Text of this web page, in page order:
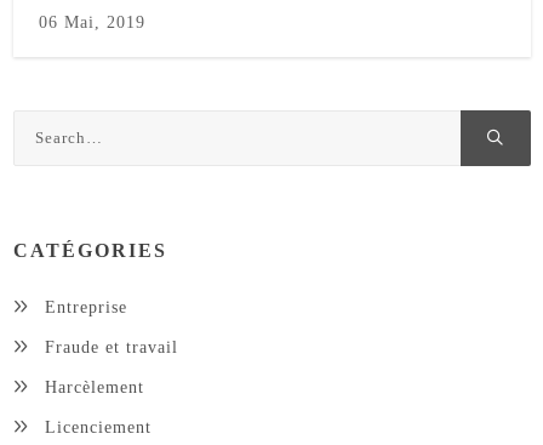
06 Mai, 2019
CATÉGORIES
Entreprise
Fraude et travail
Harcèlement
Licenciement